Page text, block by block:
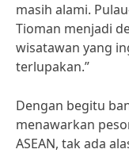
masih alami.
Tioman menjadi
wisatawan yang
terlupakan.”
Dengan begitu
menawarkan
ASEAN, tak ada